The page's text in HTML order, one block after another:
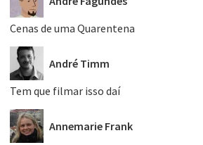
Cenas de uma Quarentena
André Timm
Tem que filmar isso daí
Annemarie Frank